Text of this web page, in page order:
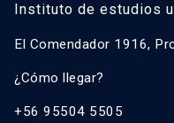
Instituto de estudios
El Comendador 1916,
¿Cómo llegar?
+56 95504 5505